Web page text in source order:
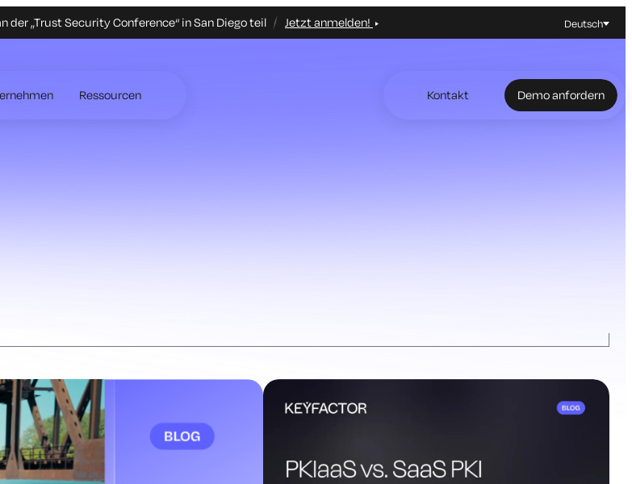
der „Trust Security Conference“ in San Diego teil Jetzt anmelden! Deutsch
Ressourcen Kontakt Demo anfordern